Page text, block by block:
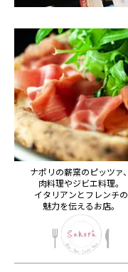
ナポリの薪窯のピッツァ、
肉料理やジビエ料理。
イタリアンとフレンチの
魅力を伝えるお店。